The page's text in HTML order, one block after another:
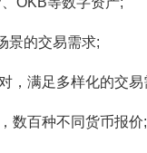
景的交易需求;
，满足多样化的交易
数百种不同货币报价;